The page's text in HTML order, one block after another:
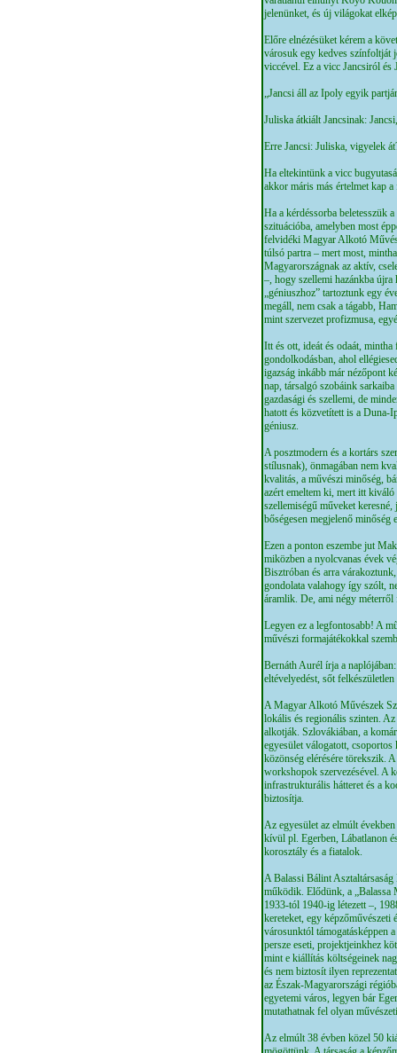
jelenünket, és új világokat
Előre elnézésüket kérem a
városuk egy kedves színfoltját
viccével. Ez a vicc Jancsiról és
„Jancsi áll az Ipoly egyik
Juliska átkiált Jancsinak:
Erre Jancsi: Juliska, vigyelek
Ha eltekintünk a vicc
akkor máris más értelmet kap
Ha a kérdéssorba beletesszük
szituációba, amelyben most
felvidéki Magyar Alkotó
túlsó partra – mert most,
Magyarországnak az aktív,
–, hogy szellemi hazánkba
„géniuszhoz” tartoztunk egy
megáll, nem csak a tágabb,
mint szervezet profizmusa,
Itt és ott, ideát és odaát,
gondolkodásban, ahol
igazság inkább már nézőpont
nap, társalgó szobáink
gazdasági és szellemi, de
hatott és közvetített is a Duna-
géniusz.
A posztmodern és a kortárs
stílusnak), önmagában nem
kvalitás, a művészi minőség,
azért emeltem ki, mert itt
szellemiségű műveket
bőségesen megjelenő minőség
Ezen a ponton eszembe jut
miközben a nyolcvanas évek
Bisztróban és arra
gondolata valahogy így szólt,
áramlik. De, ami négy méterről
Legyen ez a legfontosabb! A
művészi formajátékokkal
Bernáth Aurél írja a
eltévelyedést, sőt
A Magyar Alkotó Művészek
lokális és regionális szinten.
alkotják. Szlovákiában, a
egyesület válogatott, csoportos
közönség elérésére törekszik.
workshopok szervezésével. A
infrastrukturális hátteret és a
biztosítja.
Az egyesület az elmúlt
kívül pl. Egerben, Lábatlanon
korosztály és a fiatalok.
A Balassi Bálint
működik. Elődünk, a „Balassa
1933-tól 1940-ig létezett –,
kereteket, egy képzőművészeti
városunktól támogatásképpen
persze eseti, projektjeinkhez
mint e kiállítás költségeinek
és nem biztosít ilyen
az Észak-Magyarországi
egyetemi város, legyen bár
mutathatnak fel olyan
Az elmúlt 38 évben közel 50